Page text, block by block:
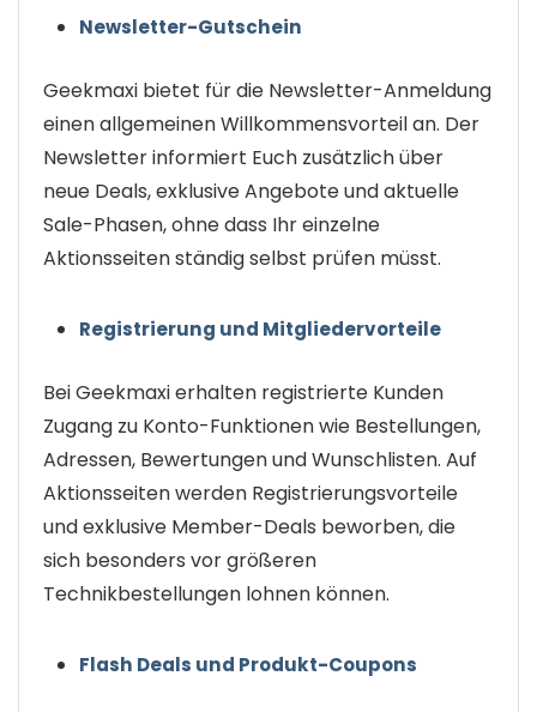
Newsletter-Gutschein
Geekmaxi bietet für die Newsletter-Anmeldung
einen allgemeinen Willkommensvorteil an. Der
Newsletter informiert Euch zusätzlich über
neue Deals, exklusive Angebote und aktuelle
Sale-Phasen, ohne dass Ihr einzelne
Aktionsseiten ständig selbst prüfen müsst.
Registrierung und Mitgliedervorteile
Bei Geekmaxi erhalten registrierte Kunden
Zugang zu Konto-Funktionen wie Bestellungen,
Adressen, Bewertungen und Wunschlisten. Auf
Aktionsseiten werden Registrierungsvorteile
und exklusive Member-Deals beworben, die
sich besonders vor größeren
Technikbestellungen lohnen können.
Flash Deals und Produkt-Coupons